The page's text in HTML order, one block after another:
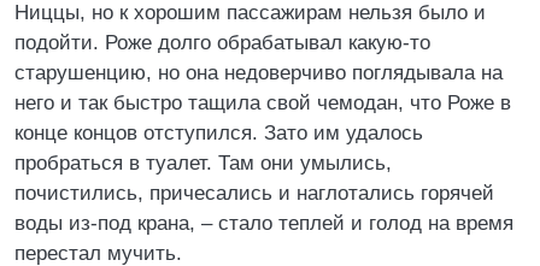
Ниццы, но к хорошим пассажирам нельзя было и
подойти. Роже долго обрабатывал какую-то
старушенцию, но она недоверчиво поглядывала на
него и так быстро тащила свой чемодан, что Роже в
конце концов отступился. Зато им удалось
пробраться в туалет. Там они умылись,
почистились, причесались и наглотались горячей
воды из-под крана, – стало теплей и голод на время
перестал мучить.